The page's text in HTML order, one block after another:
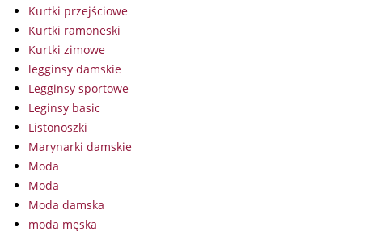
Kurtki przejściowe
Kurtki ramoneski
Kurtki zimowe
legginsy damskie
Legginsy sportowe
Leginsy basic
Listonoszki
Marynarki damskie
Moda
Moda
Moda damska
moda męska